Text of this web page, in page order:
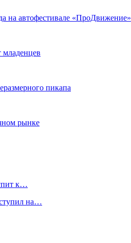
на автофестивале «ПроДвижение»
пикапа
рынке
к…
на…